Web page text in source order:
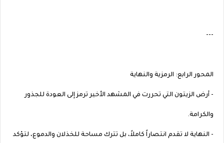
---
المحور الرابع: الرمزية والنهاية
- أرض الزيتون التي تحررت في المشهد الأخير ترمز إلى العودة للجذور
والكرامة.
- النهاية لا تقدم انتصاراً كاملاً، بل تترك مساحة للخذلان والدموع، لتؤكد